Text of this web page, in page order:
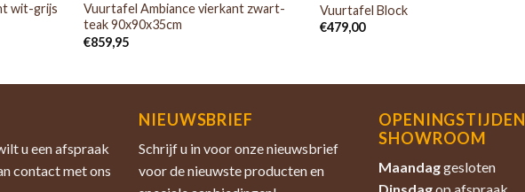
wit-grijs
Vuurtafel Ambiance vierkant zwart-
teak 90x90x35cm
€859,95
Vuurtafel Block
€479,00
u een afspraak
contact met ons
NIEUWSBRIEF
Schrijf u in voor onze nieuwsbrief
voor de nieuwste producten en
OPENINGSTIJDEN
SHOWROOM
Maandaggesloten
Dinsdagop afspraak